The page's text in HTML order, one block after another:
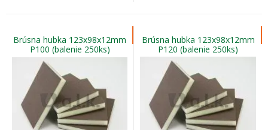
Brúsna hubka 123x98x12mm
P100 (balenie 250ks)
Brúsna hubka 123x98x12mm
P120 (balenie 250ks)